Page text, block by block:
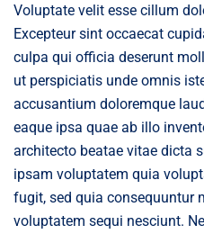
Voluptate velit esse cillum
Excepteur sint occaecat
culpa qui officia deserunt
ut perspiciatis unde omnis
accusantium doloremque
eaque ipsa quae ab illo
architecto beatae vitae dicta
ipsam voluptatem quia
fugit, sed quia consequuntur
voluptatem sequi nesciunt.